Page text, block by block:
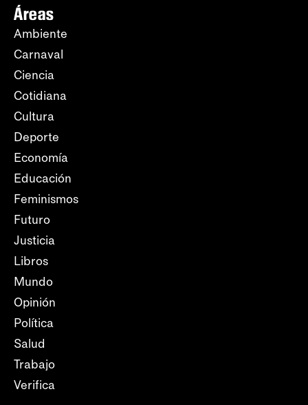
Áreas
Ambiente
Carnaval
Ciencia
Cotidiana
Cultura
Deporte
Economía
Educación
Feminismos
Futuro
Justicia
Libros
Mundo
Opinión
Política
Salud
Trabajo
Verifica